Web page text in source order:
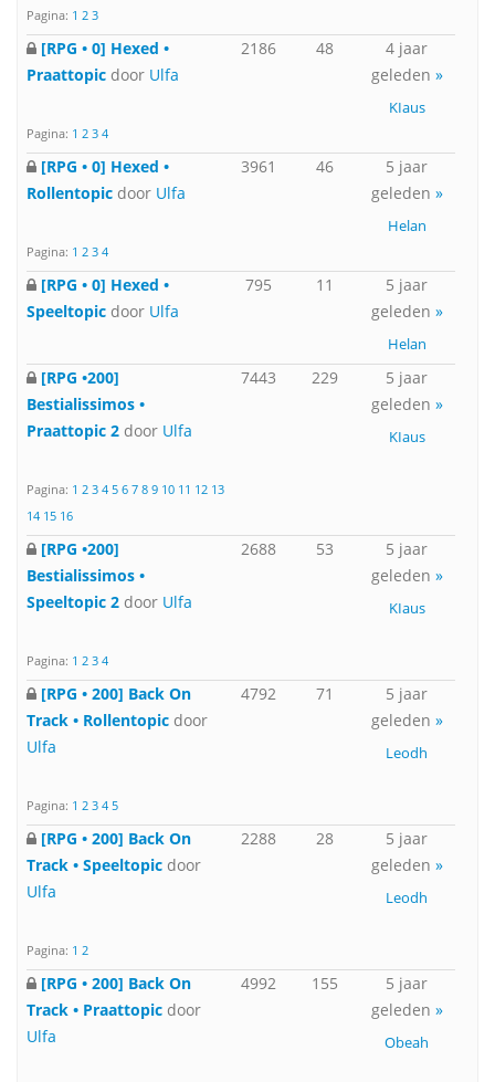
Pagina: 1 2 3
[RPG • 0] Hexed •
Praattopic door Ulfa
Pagina: 1 2 3 4
2186 48
4 jaar
geleden »
KIaus
[RPG • 0] Hexed •
Rollentopic door Ulfa
Pagina: 1 2 3 4
3961 46
5 jaar
geleden »
Helan
[RPG • 0] Hexed •
Speeltopic door Ulfa
795 11
5 jaar
geleden »
Helan
[RPG •200]
Bestialissimos •
Praattopic 2 door Ulfa
Pagina: 1 2 3 4 5 6 7 8 9 10 11 12 13
14 15 16
7443 229
5 jaar
geleden »
KIaus
[RPG •200]
Bestialissimos •
Speeltopic 2 door Ulfa
Pagina: 1 2 3 4
2688 53
5 jaar
geleden »
KIaus
[RPG • 200] Back On
Track • Rollentopic door
Ulfa
Pagina: 1 2 3 4 5
4792 71
5 jaar
geleden »
Leodh
[RPG • 200] Back On
Track • Speeltopic door
Ulfa
Pagina: 1 2
2288 28
5 jaar
geleden »
Leodh
[RPG • 200] Back On
Track • Praattopic door
Ulfa
4992 155
5 jaar
geleden »
Obeah